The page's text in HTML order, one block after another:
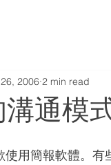
通模
2006 2 min read
用簡報軟體。